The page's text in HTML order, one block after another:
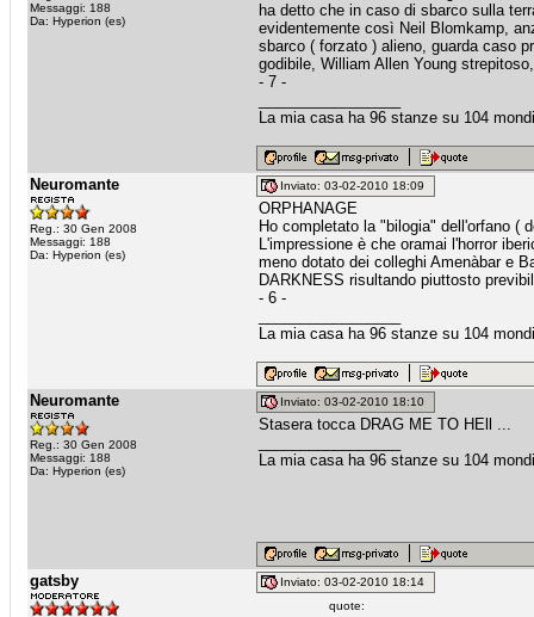
Messaggi: 188
Da: Hyperion (es)
ha detto che in caso di sbarco sulla
evidentemente così Neil Blomkamp,
sbarco ( forzato ) alieno, guarda caso
godibile, William Allen Young
- 7 -
La mia casa ha 96 stanze su 104
Neuromante
Reg.: 30 Gen 2008
Messaggi: 188
Da: Hyperion (es)
Inviato: 03-02-2010 18:09
ORPHANAGE
Ho completato la "bilogia" dell'orfano (
L'impressione è che oramai l'horror
meno dotato dei colleghi Amenàbar e
DARKNESS risultando piuttosto
- 6 -
La mia casa ha 96 stanze su 104
Neuromante
Reg.: 30 Gen 2008
Messaggi: 188
Da: Hyperion (es)
Inviato: 03-02-2010 18:10
Stasera tocca DRAG ME TO HEll ...
La mia casa ha 96 stanze su 104
gatsby
Inviato: 03-02-2010 18:14
quote: